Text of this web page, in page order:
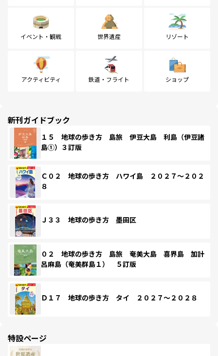
イベント・観戦 世界遺産 リゾート
アクティビティ 鉄道・フライト ショップ
新刊ガイドブック
１５ 地球の歩き方 島旅 伊豆大島 利島（伊豆諸
島①）３訂版
Ｃ０２ 地球の歩き方 ハワイ島 ２０２７～２０２
８
Ｊ３３ 地球の歩き方 墨田区
０２ 地球の歩き方 島旅 奄美大島 喜界島 加計
呂麻島（奄美群島１） ５訂版
Ｄ１７ 地球の歩き方 タイ ２０２７～２０２８
特設ページ